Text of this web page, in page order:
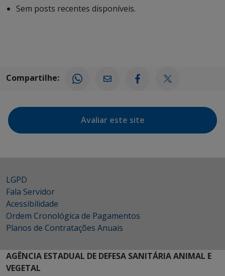
Sem posts recentes disponíveis.
Compartilhe:
Avaliar este site
LGPD
Fala Servidor
Acessibilidade
Ordem Cronológica de Pagamentos
Planos de Contratações Anuais
AGÊNCIA ESTADUAL DE DEFESA SANITÁRIA ANIMAL E
VEGETAL